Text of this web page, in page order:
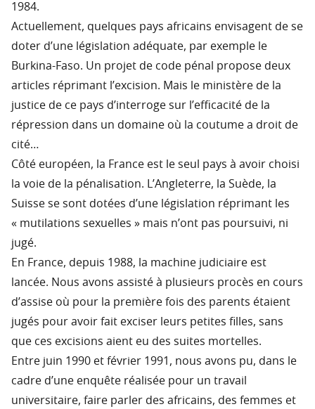
1984.
Actuellement, quelques pays africains envisagent de se
doter d’une législation adéquate, par exemple le
Burkina-Faso. Un projet de code pénal propose deux
articles réprimant l’excision. Mais le ministère de la
justice de ce pays d’interroge sur l’efficacité de la
répression dans un domaine où la coutume a droit de
cité…
Côté européen, la France est le seul pays à avoir choisi
la voie de la pénalisation. L’Angleterre, la Suède, la
Suisse se sont dotées d’une législation réprimant les
« mutilations sexuelles » mais n’ont pas poursuivi, ni
jugé.
En France, depuis 1988, la machine judiciaire est
lancée. Nous avons assisté à plusieurs procès en cours
d’assise où pour la première fois des parents étaient
jugés pour avoir fait exciser leurs petites filles, sans
que ces excisions aient eu des suites mortelles.
Entre juin 1990 et février 1991, nous avons pu, dans le
cadre d’une enquête réalisée pour un travail
universitaire, faire parler des africains, des femmes et